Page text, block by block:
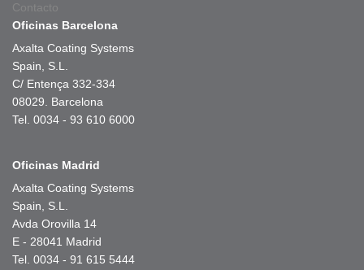
Contacto
Oficinas Barcelona
Axalta Coating Systems
Spain, S.L.
C/ Entença 332-334
08029. Barcelona
Tel. 0034 - 93 610 6000
Oficinas Madrid
Axalta Coating Systems
Spain, S.L.
Avda Orovilla 14
E - 28041 Madrid
Tel. 0034 - 91 615 5444